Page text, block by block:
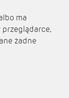
ma
żadne